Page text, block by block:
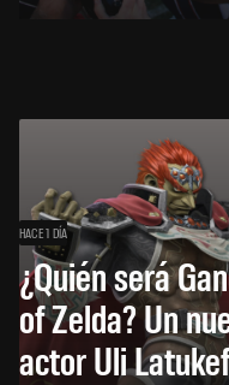
HACE 1 DÍA
¿Quién será
of Zelda? Un
actor Uli